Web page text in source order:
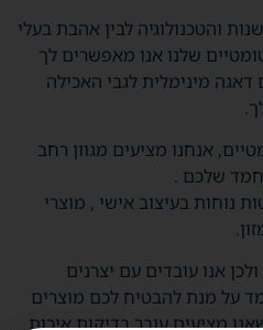
והטכנולוגיה לבין אהבת בעלי
שלנו אנו מאפשרים לך
מינימלית לגבי האכילה
אנחנו מציעים מגוון רחב
שלכם .
נוחות בעיצוב אישי , מוצרי
אנו עובדים עם יצרנים
על מנת להבטיח לכם מוצרים
מציעים עובר בדיקות איכות